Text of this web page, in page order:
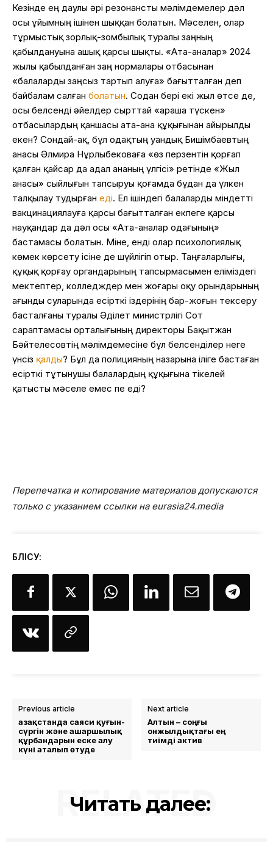
Кезінде ең даулы әрі резонансты мәлімдемелер дәл
осы ұйымның ішінен шыққан болатын. Мәселен, олар
тұрмыстық зорлық-зомбылық туралы заңның
қабылдануына ашық қарсы шықты. «Ата-аналар» 2024
жылы қабылданған заң нормалары отбасынан
«балаларды заңсыз тартып алуға» бағытталған деп
байбалам салған болатын. Содан бері екі жыл өтсе де,
осы белсенді әйелдер сырттай «араша түскен»
отбасылардың қаншасы ата-ана құқығынан айырылды
екен? Сондай-ақ, бұл одақтың Қуандық Бишімбаевтың
анасы Әлмира Нұрлыбековаға «өз перзентін қорғап
қалған қайсар да адал ананың үлгісі» ретінде «Жыл
анасы» сыйлығын тапсыруы қоғамда бұдан да үлкен
талқылау тудырған еді. Ел ішіндегі балаларды міндетті
вакцинациялауға қарсы бағытталған екпеге қарсы
науқандар да дәл осы «Ата-аналар одағының»
бастамасы болатын. Міне, енді олар психологиялық
көмек көрсету ісіне де шүйлігіп отыр. Таңғаларлығы,
құқық қорғау органдарының тапсырмасымен еліміздегі
мектептер, колледждер мен жоғары оқу орындарының
ағынды суларында есірткі іздерінің бар-жоғын тексеру
басталғаны туралы Әділет министрлігі Сот
сараптамасы орталығының директоры Бақытжан
Бәйтелесовтің мәлімдемесіне бұл белсенділер неге
үнсіз қалды? Бұл да полицияның назарына іліге бастаған
есірткі тұтынушы балалардың құқығына тікелей
қатысты мәселе емес пе еді?
Перепечатка и копирование материалов допускаются
только с указанием ссылки на eurasia24.media
БӨЛІСУ:
Previous article
Қазақстанда саяси қуғын-
сүргін және ашаршылық
құрбандарын еске алу
күні аталып өтуде
Next article
Алтын – соңғы
онжылдықтағы ең
тиімді актив
Читать далее:
RELATED